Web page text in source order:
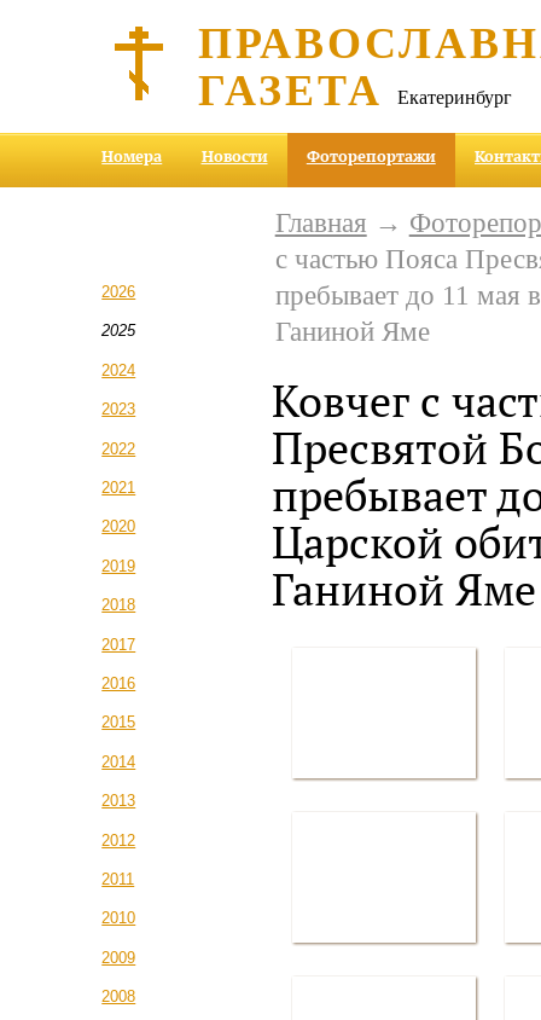
ГАЗЕТА Екатеринбург
Номера Новости Фоторепортажи
2026
2025
2024
2023
2022
2021
2020
2019
2018
2017
2016
2015
2014
2013
2012
2011
2010
2009
2008
Главная →
с частью Пояса
пребывает до 11 мая
Ганиной Яме
Ковчег с
Пресвятой
пребывает
Царской
Ганиной Яме